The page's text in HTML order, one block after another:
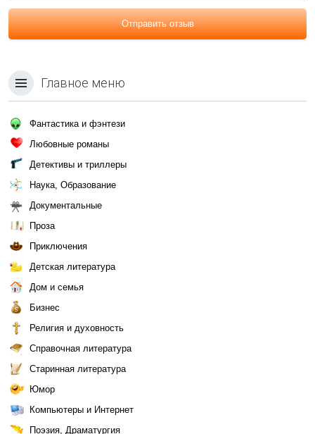
Отправить отзыв
Главное меню
Фантастика и фэнтези
Любовные романы
Детективы и триллеры
Наука, Образование
Документальные
Проза
Приключения
Детская литература
Дом и семья
Бизнес
Религия и духовность
Справочная литература
Старинная литература
Юмор
Компьютеры и Интернет
Поэзия, Драматургия